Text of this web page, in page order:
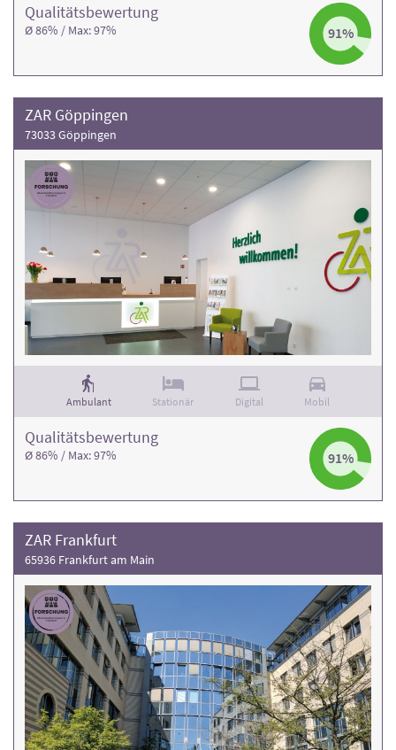
Qualitäts­bewertung
Ø 86% / Max: 97% 91%
ZAR Göppingen
73033 Göppingen
Ambulant Stationär Digital Mobil
Qualitäts­bewertung
Ø 86% / Max: 97% 91%
ZAR Frankfurt
65936 Frankfurt am Main